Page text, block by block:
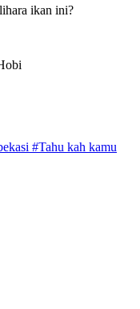
ikan ini?
#Tahu kah kamu